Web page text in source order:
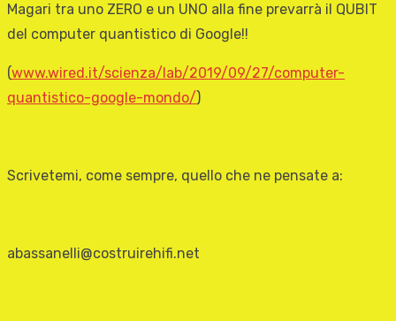
Magari tra uno ZERO e un UNO alla fine prevarrà il QUBIT
del computer quantistico di Google!!
(www.wired.it/scienza/lab/2019/09/27/computer-
quantistico-google-mondo/)
Scrivetemi, come sempre, quello che ne pensate a:
abassanelli@costruirehifi.net